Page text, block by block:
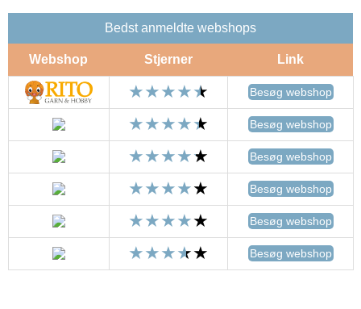
Bedst anmeldte webshops
Webshop Stjerner Link
Besøg webshop
Besøg webshop
Besøg webshop
Besøg webshop
Besøg webshop
Besøg webshop